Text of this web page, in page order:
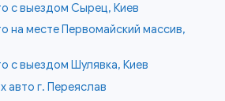
с выездом Сырец, Киев
на месте Первомайский массив,
с выездом Шулявка, Киев
авто г. Переяслав